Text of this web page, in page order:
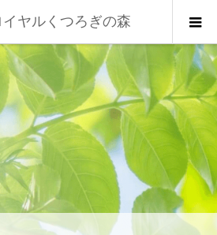
ヤルくつろぎの森